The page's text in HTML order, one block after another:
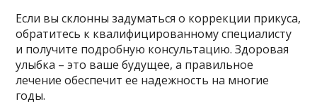
Если вы склонны задуматься о коррекции прикуса,
обратитесь к квалифицированному специалисту
и получите подробную консультацию. Здоровая
улыбка – это ваше будущее, а правильное
лечение обеспечит ее надежность на многие
годы.